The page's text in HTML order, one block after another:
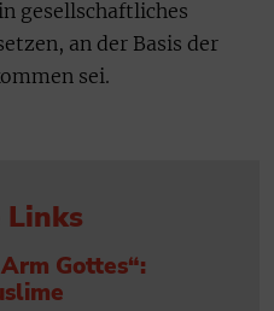
gesellschaftliches
an der Basis der
sei.
Gottes“: